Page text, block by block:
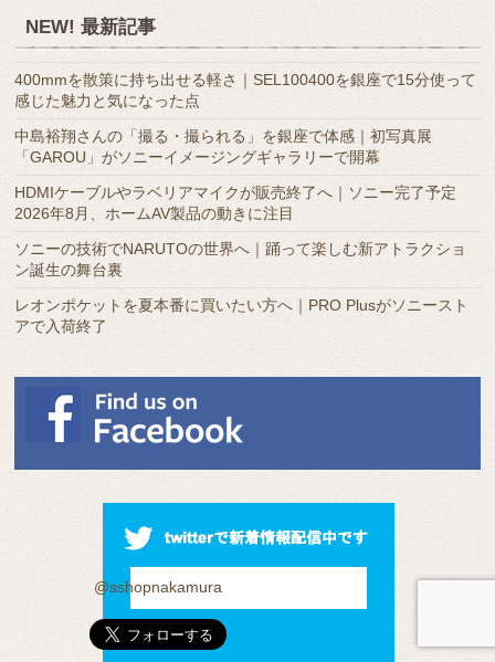
ー
カ
イ
ブ
NEW! 最新記事
400mmを散策に持ち出せる軽さ｜SEL100400を銀座で15分使って
感じた魅力と気になった点
中島裕翔さんの「撮る・撮られる」を銀座で体感｜初写真展
「GAROU」がソニーイメージングギャラリーで開幕
HDMIケーブルやラベリアマイクが販売終了へ｜ソニー完了予定
2026年8月、ホームAV製品の動きに注目
ソニーの技術でNARUTOの世界へ｜踊って楽しむ新アトラクショ
ン誕生の舞台裏
レオンポケットを夏本番に買いたい方へ｜PRO Plusがソニースト
アで入荷終了
@sshopnakamura